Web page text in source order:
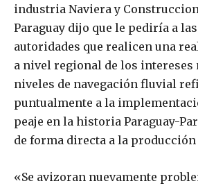
industria Naviera y
Paraguay dijo que le pediría a
autoridades que realicen una
a nivel regional de los intereses
niveles de navegación fluvial
puntualmente a la
peaje en la historia Paraguay-
de forma directa a la
«Se avizoran nuevamente